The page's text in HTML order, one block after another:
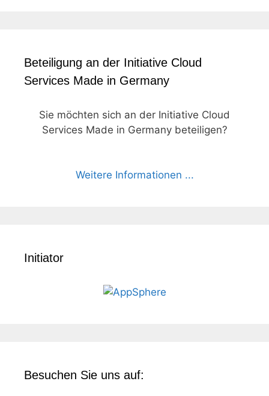
Beteiligung an der Initiative Cloud
Services Made in Germany
Sie möchten sich an der Initiative Cloud
Services Made in Germany beteiligen?
Weitere Informationen ...
Initiator
Besuchen Sie uns auf: